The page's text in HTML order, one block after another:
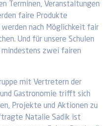
Terminen, Veranstaltungen
faire Produkte
nach Möglichkeit fair
Und für unsere Schulen
zwei fairen
mit Vertretern der
Gastronomie trifft sich
Projekte und Aktionen zu
Natalie Sadik ist